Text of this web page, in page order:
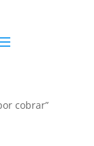
cobrar”